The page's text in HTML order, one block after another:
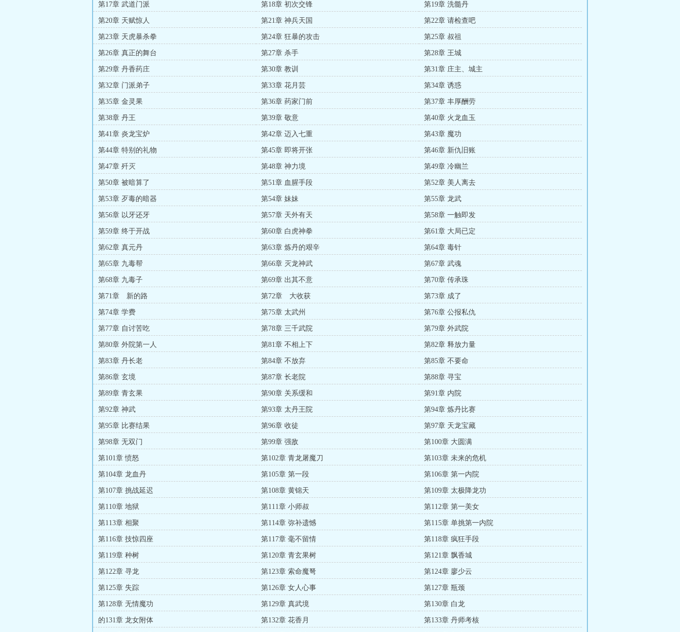
第17章 武道门派 第18章 初次交锋 第19章 洗髓丹
第20章 天赋惊人 第21章 神兵天国 第22章 请检查吧
第23章 天虎暴杀拳 第24章 狂暴的攻击 第25章 叔祖
第26章 真正的舞台 第27章 杀手 第28章 王城
第29章 丹香药庄 第30章 教训 第31章 庄主、城主
第32章 门派弟子 第33章 花月芸 第34章 诱惑
第35章 金灵果 第36章 药家门前 第37章 丰厚酬劳
第38章 丹王 第39章 敬意 第40章 火龙血玉
第41章 炎龙宝炉 第42章 迈入七重 第43章 魔功
第44章 特别的礼物 第45章 即将开张 第46章 新仇旧账
第47章 歼灭 第48章 神力境 第49章 冷幽兰
第50章 被暗算了 第51章 血腥手段 第52章 美人离去
第53章 歹毒的暗器 第54章 妹妹 第55章 龙武
第56章 以牙还牙 第57章 天外有天 第58章 一触即发
第59章 终于开战 第60章 白虎神拳 第61章 大局已定
第62章 真元丹 第63章 炼丹的艰辛 第64章 毒针
第65章 九毒帮 第66章 灭龙神武 第67章 武魂
第68章 九毒子 第69章 出其不意 第70章 传承珠
第71章 新的路 第72章 大收获 第73章 成了
第74章 学费 第75章 太武州 第76章 公报私仇
第77章 自讨苦吃 第78章 三千武院 第79章 外武院
第80章 外院第一人 第81章 不相上下 第82章 释放力量
第83章 丹长老 第84章 不放弃 第85章 不要命
第86章 玄境 第87章 长老院 第88章 寻宝
第89章 青玄果 第90章 关系缓和 第91章 内院
第92章 神武 第93章 太丹王院 第94章 炼丹比赛
第95章 比赛结果 第96章 收徒 第97章 天龙宝藏
第98章 无双门 第99章 强敌 第100章 大圆满
第101章 愤怒 第102章 青龙屠魔刀 第103章 未来的危机
第104章 龙血丹 第105章 第一段 第106章 第一内院
第107章 挑战延迟 第108章 黄锦天 第109章 太极降龙功
第110章 地狱 第111章 小师叔 第112章 第一美女
第113章 相聚 第114章 弥补遗憾 第115章 单挑第一内院
第116章 技惊四座 第117章 毫不留情 第118章 疯狂手段
第119章 种树 第120章 青玄果树 第121章 飘香城
第122章 寻龙 第123章 索命魔弩 第124章 廖少云
第125章 失踪 第126章 女人心事 第127章 瓶颈
第128章 无情魔功 第129章 真武境 第130章 白龙
的131章 龙女附体 第132章 花香月 第133章 丹师考核